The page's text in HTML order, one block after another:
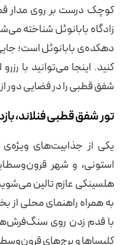
کوچک درست بر روی مدار
زادگاه بابانوئل شناخته
دهکده‌ی بابانوئل است؛
کنید. اینجا می‌توانید با
شفق قطبی را در فضایی دور
تور شفق قطبی فنلاند،
یکی از جذابیت‌های
استونی، و شهر
هلسینکی عازم تالین
به همراه راهنمای محلی از
با قدم زدن روی
کلیساها و برج‌های